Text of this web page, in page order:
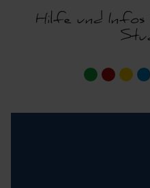
Hilfe und Infos